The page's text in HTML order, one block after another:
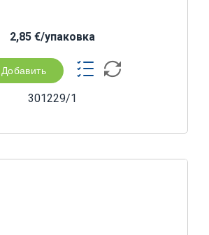
2,85 €/yпаковка
Добавить
301229/1